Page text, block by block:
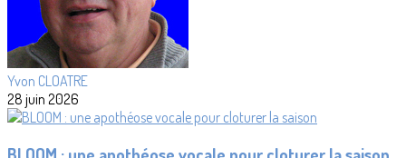
Yvon CLOATRE
28 juin 2026
BLOOM : une apothéose vocale pour cloturer la saison